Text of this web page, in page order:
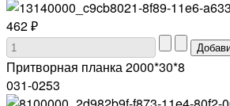
462 ₽
Притворная планка 2000*30*8
031-0253